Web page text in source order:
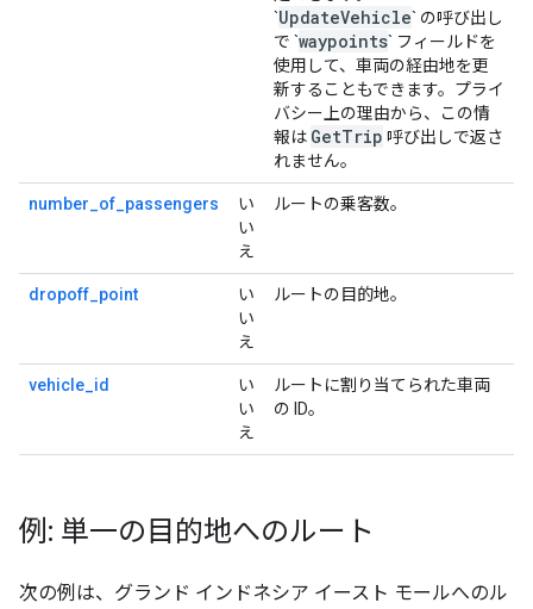
`UpdateVehicle` の呼び出し
で `waypoints` フィールドを
使用して、車両の経由地を更
新することもできます。プライ
バシー上の理由から、この情
報は GetTrip 呼び出しで返さ
れません。
number_of_passengers
い
い
え
ルートの乗客数。
dropoff_point
い
い
え
ルートの目的地。
vehicle_id
い
い
え
ルートに割り当てられた車両
の ID。
例: 単一の目的地へのルート
次の例は、グランド インドネシア イースト モールへのル